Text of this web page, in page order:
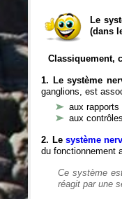
Le
(dans
Classiquement,
1. Le système
ganglions, est
aux
aux
2. Le système
du fonctionnement
Ce système
réagit par une